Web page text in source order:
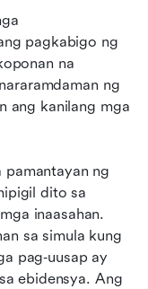
pagkabigo ng
na
ng
ang kanilang mga
pamantayan ng
dito sa
inaasahan.
sa simula kung
pag‑uusap ay
ebidensya. Ang